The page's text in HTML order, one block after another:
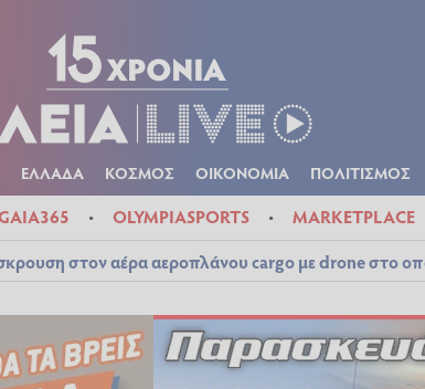
ΕΛΛΑΔΑ ΚΟΣΜΟΣ ΟΙΚΟΝΟΜΙΑ ΠΟΛΙΤΙΣΜΟΣ
OLYMPIASPORTS MARKETPLACE
στον αέρα αεροπλάνου cargo με drone στο